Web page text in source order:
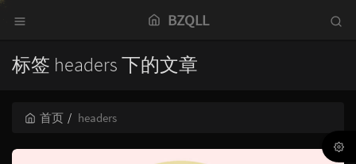
BZQLL
标签 headers 下的文章
首页 headers